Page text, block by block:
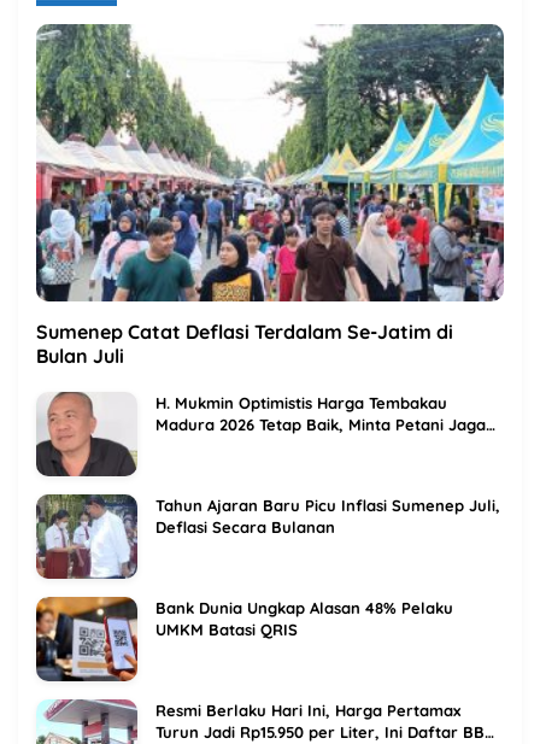
Sumenep Catat Deflasi Terdalam Se-Jatim di
Bulan Juli
H. Mukmin Optimistis Harga Tembakau
Madura 2026 Tetap Baik, Minta Petani Jaga
Tahun Ajaran Baru Picu Inflasi Sumenep Juli,
Deflasi Secara Bulanan
Bank Dunia Ungkap Alasan 48% Pelaku
UMKM Batasi QRIS
Resmi Berlaku Hari Ini, Harga Pertamax
Turun Jadi Rp15.950 per Liter, Ini Daftar BBM